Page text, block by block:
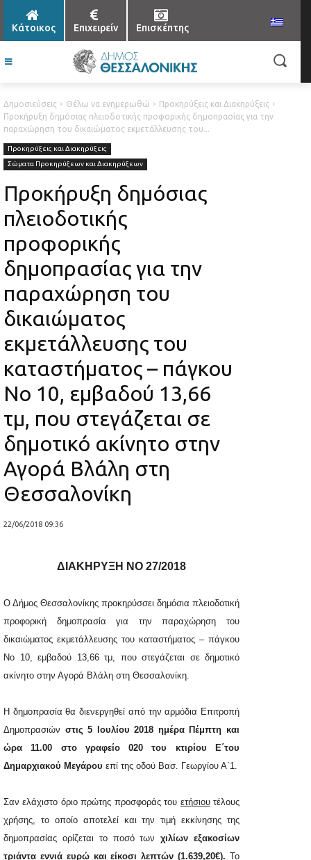
Κάτοικος Επιχειρείν Επισκέπτης
Δημοσιεύσεις Θέλω να ενημερωθώ
Προκηρύξεις και Διακηρύξεις
Προκήρυξη δημόσιας πλειοδοτικής προφορικής δημοπρασίας για την
παραχώρηση του δικαιώματος εκμετάλλευσης του...
Προκηρύξεις και Διακηρύξεις
Σώματα Προκηρύξεων και Διακηρύξεων
Προκήρυξη δημόσιας
πλειοδοτικής
προφορικής
δημοπρασίας για την
παραχώρηση του
δικαιώματος
εκμετάλλευσης του
καταστήματος – πάγκου
Νο 10, εμβαδού 13,66
τμ, που στεγάζεται σε
δημοτικό ακίνητο στην
Αγορά Βλάλη στη
Θεσσαλονίκη
22/06/2018 09:36
ΔΙΑΚΗΡΥΞΗ ΝΟ 27/2018
Ο Δήμος Θεσσαλονίκης προκηρύσσει δημόσια πλειοδοτική
προφορική δημοπρασία για την παραχώρηση του
δικαιώματος εκμετάλλευσης του καταστήματος – πάγκου
Νο 10, εμβαδού 13,66 τμ, που στεγάζεται σε δημοτικό
ακίνητο στην Αγορά Βλάλη στη Θεσσαλονίκη.
Η δημοπρασία θα διενεργηθεί από την αρμόδια Επιτροπή
Δημοπρασιών στις5 Ioυλίου 2018 ημέρα Πέμπτη και
ώρα11.00 στο γραφείο020του κτιρίου Ε΄του
Δημαρχιακού Μεγάρου επί της οδού Βασ. Γεωργίου Α΄1.
Σαν ελάχιστο όριο πρώτης προσφοράς του ετήσιουτέλους
χρήσης, το οποίο αποτελεί και την τιμή εκκίνησης της
δημοπρασίας ορίζεται το ποσό των
χιλίων εξακοσίων
τριάντα εννιά ευρώ καιείκοσιλεπτών (1.639,20€).Το